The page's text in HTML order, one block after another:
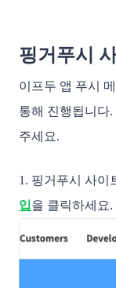
핑거푸시
이프두 앱 푸시
통해 진행됩니다
주세요.
1. 핑거푸시 사
입을 클릭하세요.